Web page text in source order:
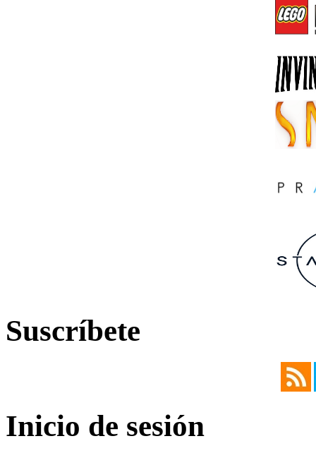
Suscríbete
Inicio de sesión